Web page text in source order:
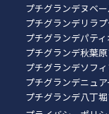
プチグランデヌベ
プチグランデリラ
プチグランデパティ
プチグランデ秋葉原
プチグランデソフ
プチグランデニュア
プチグランデ八丁堀